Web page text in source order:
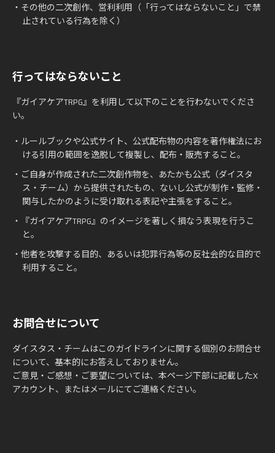
・その他の二次創作、営利利用（「行ってはならないこと」で禁
止されている行為を除く）
行ってはならないこと
『ガイアケアTRPG』を利用して以下のことを行わないでくださ
い。
・ルールブックや公式サイト、公式配布物の内容を著作権法にお
ける引用の範囲を逸脱して複製し、配布・販売すること。
・ご自身が作成された二次創作物を、あたかも公式（ダイスタ
ス・チーム）から提供されたもの、ないし公式が制作・監修・
関与したかのように受け取れる表記や主張をすること。
・『ガイアケアTRPG』のイメージを著しく損なう表現を行うこ
と。
・他者を攻撃する目的、あるいは犯罪行為等の反社会的な目的で
利用すること。
お問合せについて
ダイスタス・チームはこのガイドラインに関する個別のお問合せ
について、基本的にお答えしておりません。
ご意見・ご感想・ご要望については、本ページ下部に記載したX
アカウント、またはメールにてご連絡ください。